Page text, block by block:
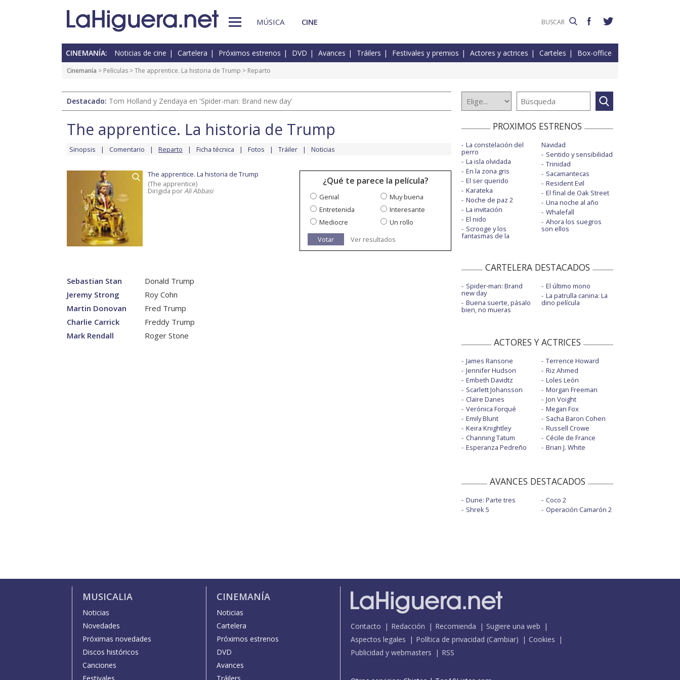
MÚSICA CINE
CINEMANÍA: Noticias de cine Cartelera Próximos estrenos DVD Avances Tráilers Festivales y premios Actores y actrices Carteles Box-office
Cinemanía > Películas >The apprentice. La historia de Trump > Reparto
Destacado: Tom Holland y Zendaya en 'Spider-man: Brand new day'
The apprentice. La historia de Trump
Sinopsis Comentario Reparto Ficha técnica Fotos Tráiler Noticias
The apprentice. La historia de Trump
(The apprentice)
Dirigida porAli Abbasi
¿Qué te parece la película?
Genial
Muy buena
Entretenida
Interesante
Mediocre
Un rollo
Votar
Ver resultados
Sebastian Stan
Donald Trump
Jeremy Strong
Roy Cohn
Martin Donovan
Fred Trump
Charlie Carrick
Freddy Trump
Mark Rendall
Roger Stone
PROXIMOS ESTRENOS
La constelación del
perro
La isla olvidada
En la zona gris
El ser querido
Karateka
Noche de paz 2
La invitación
El nido
Scrooge y los
fantasmas de la
Navidad
Sentido y sensibilidad
Trinidad
Sacamantecas
Resident Evil
El final de Oak Street
Una noche al año
Whalefall
Ahora los suegros
son ellos
CARTELERA DESTACADOS
Spider-man: Brand
new day
Buena suerte, pásalo
bien, no mueras
El último mono
La patrulla canina: La
dino película
ACTORES Y ACTRICES
James Ransone
Jennifer Hudson
Embeth Davidtz
Scarlett Johansson
Claire Danes
Verónica Forqué
Emily Blunt
Keira Knightley
Channing Tatum
Esperanza Pedreño
Terrence Howard
Riz Ahmed
Loles León
Morgan Freeman
Jon Voight
Megan Fox
Sacha Baron Cohen
Russell Crowe
Cécile de France
Brian J. White
AVANCES DESTACADOS
Dune: Parte tres
Shrek 5
Coco 2
Operación Camarón 2
MUSICALIA
Noticias
Novedades
Próximas novedades
Discos históricos
Canciones
CINEMANÍA
Noticias
Cartelera
Próximos estrenos
DVD
Avances
Contacto Redacción Recomienda
Sugiere una web
Aspectos legales
Política de privacidad (Cambiar)
Cookies
Publicidad y webmasters
RSS